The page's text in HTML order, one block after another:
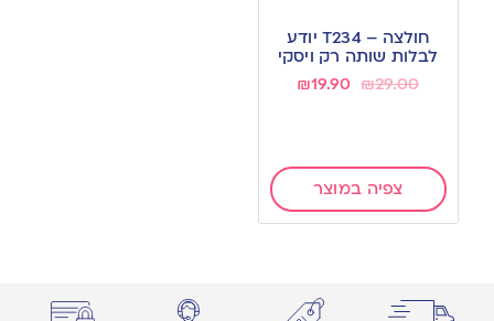
to
wishlist
חולצה – T234 יודע
לבלות שותה רק ויסקי
₪29.00
₪19.90
צפיה במוצר